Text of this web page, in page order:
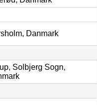
Danmark
Solbjerg Sogn,